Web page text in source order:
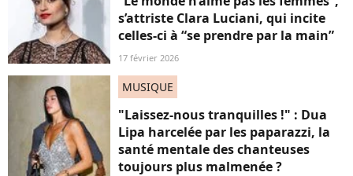
s’attriste Clara Luciani, qui incite
celles-ci à “se prendre par la main”
17 février 2026
MUSIQUE
"Laissez-nous tranquilles !" : Dua
Lipa harcelée par les paparazzi, la
santé mentale des chanteuses
toujours plus malmenée ?